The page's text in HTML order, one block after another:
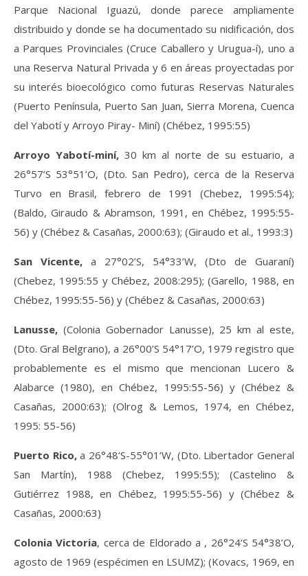
Parque Nacional Iguazú, donde parece ampliamente
distribuido y donde se ha documentado su nidificación, dos
a Parques Provinciales (Cruce Caballero y Urugua-í), uno a
una Reserva Natural Privada y 6 en áreas proyectadas por
su interés bioecológico como futuras Reservas Naturales
(Puerto Península, Puerto San Juan, Sierra Morena, Cuenca
del Yabotí y Arroyo Piray- Miní) (Chébez, 1995:55)
Arroyo Yabotí-miní, 30 km al norte de su estuario, a
26°57’S 53°51’O, (Dto. San Pedro), cerca de la Reserva
Turvo en Brasil, febrero de 1991 (Chebez, 1995:54);
(Baldo, Giraudo & Abramson, 1991, en Chébez, 1995:55-
56) y (Chébez & Casañas, 2000:63); (Giraudo et al., 1993:3)
San Vicente, a 27°02’S, 54°33’W, (Dto de Guaraní)
(Chebez, 1995:55 y Chébez, 2008:295); (Garello, 1988, en
Chébez, 1995:55-56) y (Chébez & Casañas, 2000:63)
Lanusse, (Colonia Gobernador Lanusse), 25 km al este,
(Dto. Gral Belgrano), a 26°00’S 54°17’O, 1979 registro que
probablemente es el mismo que mencionan Lucero &
Alabarce (1980), en Chébez, 1995:55-56) y (Chébez &
Casañas, 2000:63); (Olrog & Lemos, 1974, en Chébez,
1995: 55-56)
Puerto Rico,a 26°48’S-55°01’W, (Dto. Libertador General
San Martín), 1988 (Chebez, 1995:55); (Castelino &
Gutiérrez 1988, en Chébez, 1995:55-56) y (Chébez &
Casañas, 2000:63)
Colonia Victoria, cerca de Eldorado a , 26°24’S 54°38’O,
agosto de 1969 (espécimen en LSUMZ); (Kovacs, 1969, en